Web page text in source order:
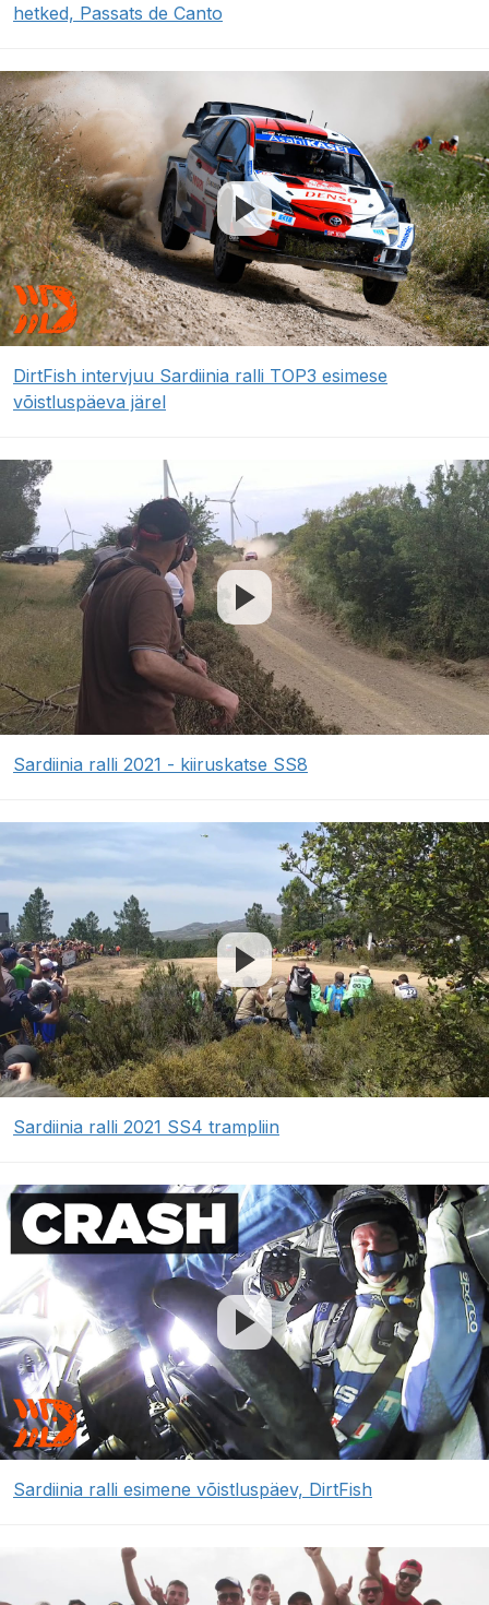
hetked, Passats de Canto
DirtFish intervjuu Sardiinia ralli TOP3 esimese
võistluspäeva järel
Sardiinia ralli 2021 - kiiruskatse SS8
Sardiinia ralli 2021 SS4 trampliin
Sardiinia ralli esimene võistluspäev, DirtFish